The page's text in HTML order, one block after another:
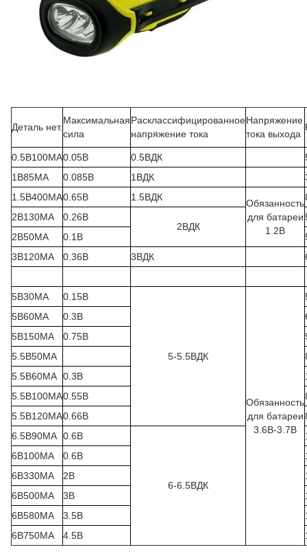
Деталь нет.
Максимальная
сила
Расклассифицированное
напряжение тока
Напряжение
тока выхода
0.5В100МА0.05В 0.5ВДК
1В85МА
0.085В 1ВДК
1.5В400МА0.65В 1.5ВДК
Обязанность
для батареи
1.2В
2В130МА
0.26В
2ВДК
2В50МА
0.1В
3В120МА
0.36В 3ВДК
5В30МА 0.15В
5-5.5ВДК
Обязанность
для батареи
3.6В-3.7В
5В60МА
0.3В
5В150МА
0.75В
5.5В50МА
5.5В60МА 0.3В
5.5В100МА0.55В
5.5В120МА0.66В
6.5В90МА 0.6В
6-6.5ВДК
6В100МА
0.6В
6В330МА
2В
6В500МА
3В
6В580МА
3.5В
6В750МА
4.5В